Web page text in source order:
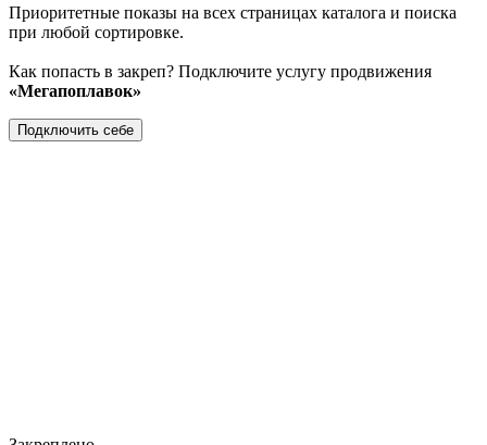
Приоритетные показы на всех страницах каталога и поиска
при любой сортировке.
Как попасть в закреп? Подключите услугу продвижения
«Мегапоплавок»
Подключить себе